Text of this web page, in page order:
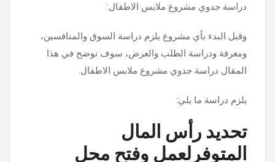
دراسة جدوي مشروع ملابس الاطفال:
وقبل البدء بأي مشروع يلزم دراسة السوق والمنافسين،
ومعرفة ودراسة الطلب والعرض، سوف نوضح في هذا
المقال دراسة جدوي مشروع ملابس الاطفال.
يلزم دراسة ما يلي:
تحديد رأس المال
المتوفرلعمل وفتح محل